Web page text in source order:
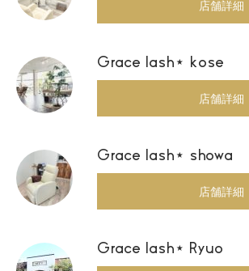
店舗詳細
Grace lash⋆ kose
店舗詳細
Grace lash⋆ showa
店舗詳細
Grace lash⋆ Ryuo